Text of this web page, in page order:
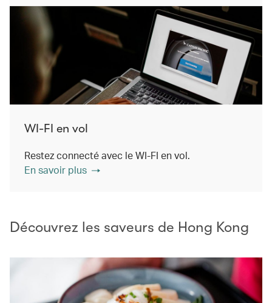
WI-FI en vol
Restez connecté avec le WI-FI en vol.
En savoir plus
Découvrez les saveurs de Hong Kong